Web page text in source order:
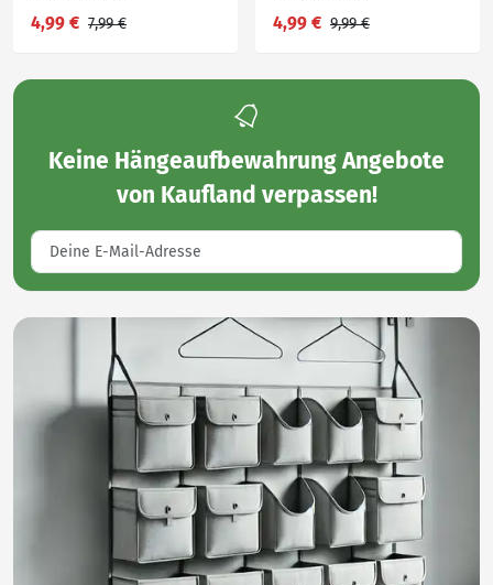
4,99 € 7,99 € 4,99 € 9,99 €
Keine Hängeaufbewahrung Angebote
von Kaufland verpassen!